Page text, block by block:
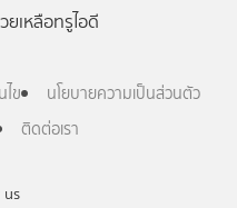
us
ยเหลือทรูไอดี
ไข
นโยบายความเป็นส่วนตัว
ติดต่อเรา